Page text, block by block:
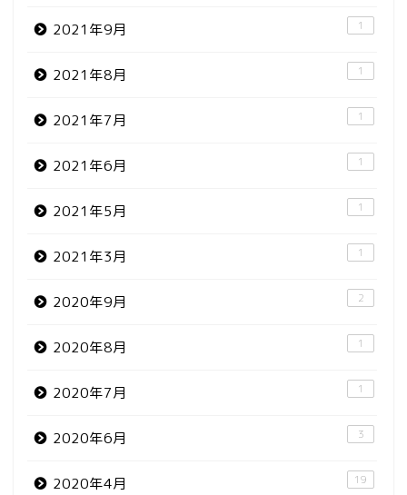
2021年9月 1
2021年8月 1
2021年7月 1
2021年6月 1
2021年5月 1
2021年3月 1
2020年9月 2
2020年8月 1
2020年7月 1
2020年6月 3
2020年4月 19